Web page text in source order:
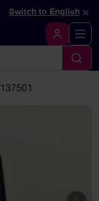
sida
Switch to English ×
Logga in
Sök